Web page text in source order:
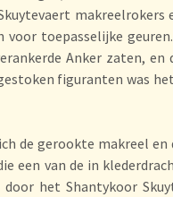
makreelrokers
toepasselijke
Anker zaten, en
figuranten was
de gerookte makreel en
een van de in
het Shantykoor